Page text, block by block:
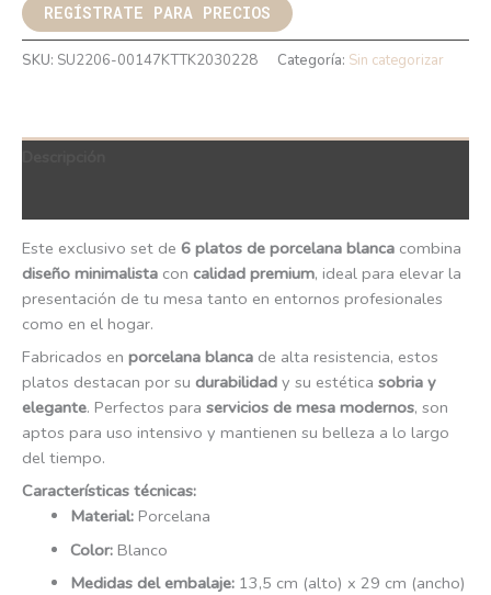
REGÍSTRATE PARA PRECIOS
SKU: SU2206-00147KTTK2030228 Categoría: Sin categorizar
Este exclusivo set de 6 platos de porcelana blanca combina
diseño minimalista con calidad premium, ideal para elevar la
presentación de tu mesa tanto en entornos profesionales
como en el hogar.
Fabricados en porcelana blanca de alta resistencia, estos
platos destacan por su durabilidad y su estética sobria y
elegante. Perfectos para servicios de mesa modernos, son
aptos para uso intensivo y mantienen su belleza a lo largo
del tiempo.
Características técnicas:
Material:Porcelana
Color:Blanco
Medidas del embalaje:13,5 cm (alto) x 29 cm (ancho)